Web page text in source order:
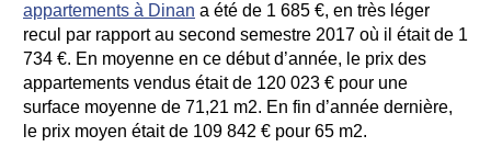
appartements à Dinan a été de 1 685 €, en très léger
recul par rapport au second semestre 2017 où il était de 1
734 €. En moyenne en ce début d’année, le prix des
appartements vendus était de 120 023 € pour une
surface moyenne de 71,21 m2. En fin d’année dernière,
le prix moyen était de 109 842 € pour 65 m2.